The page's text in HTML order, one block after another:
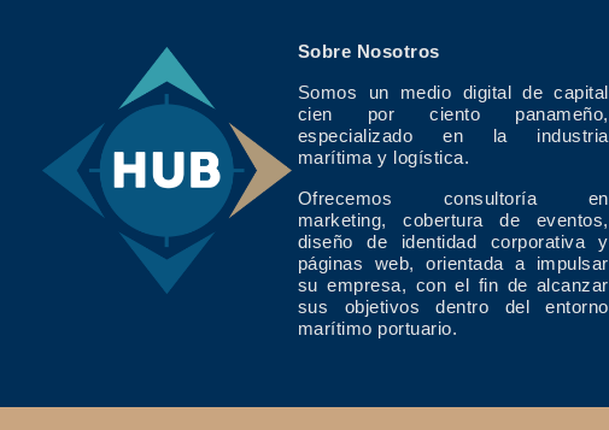
Sobre Nosotros
Somos un medio digital de capital
cien por ciento panameño,
especializado en la industria
marítima y logística.
Ofrecemos consultoría en
marketing, cobertura de eventos,
diseño de identidad corporativa y
páginas web, orientada a impulsar
su empresa, con el fin de alcanzar
sus objetivos dentro del entorno
marítimo portuario.